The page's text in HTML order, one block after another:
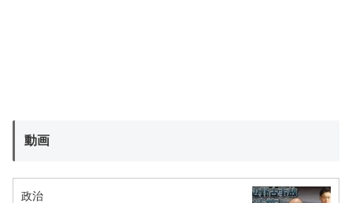
動画
政治